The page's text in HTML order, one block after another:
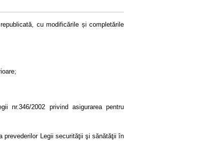
cu modificările și completările
nr.346/2002 privind asigurarea pentru
prevederilor Legii securităţii şi sănătăţii în